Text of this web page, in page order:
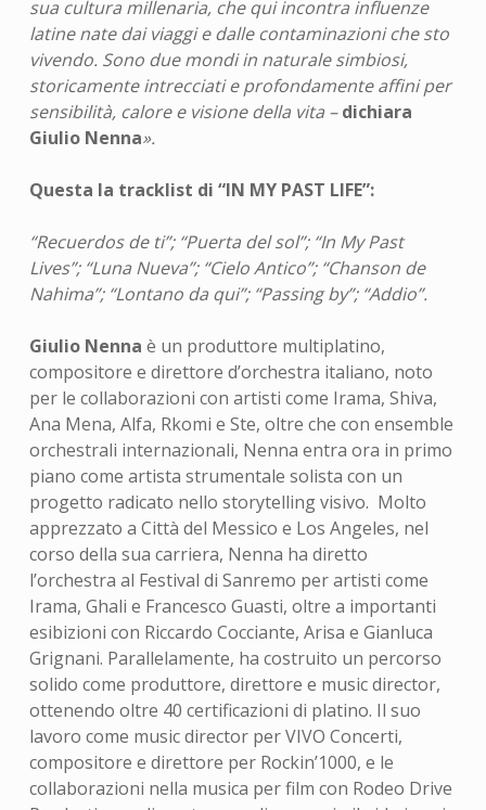
sua cultura millenaria, che qui incontra influenze
latine nate dai viaggi e dalle contaminazioni che sto
vivendo. Sono due mondi in naturale simbiosi,
storicamente intrecciati e profondamente affini per
sensibilità, calore e visione della vita –dichiara
Giulio Nenna».
Questa la tracklist di “IN MY PAST LIFE”:
“Recuerdos de ti”; “Puerta del sol”; “In My Past
Lives”; “Luna Nueva”; “Cielo Antico”; “Chanson de
Nahima”; “Lontano da qui”; “Passing by”; “Addio”.
Giulio Nenna è un produttore multiplatino,
compositore e direttore d’orchestra italiano, noto
per le collaborazioni con artisti come Irama, Shiva,
Ana Mena, Alfa, Rkomi e Ste, oltre che con ensemble
orchestrali internazionali, Nenna entra ora in primo
piano come artista strumentale solista con un
progetto radicato nello storytelling visivo. Molto
apprezzato a Città del Messico e Los Angeles, nel
corso della sua carriera, Nenna ha diretto
l’orchestra al Festival di Sanremo per artisti come
Irama, Ghali e Francesco Guasti, oltre a importanti
esibizioni con Riccardo Cocciante, Arisa e Gianluca
Grignani. Parallelamente, ha costruito un percorso
solido come produttore, direttore e music director,
ottenendo oltre 40 certificazioni di platino. Il suo
lavoro come music director per VIVO Concerti,
compositore e direttore per Rockin’1000, e le
collaborazioni nella musica per film con Rodeo Drive